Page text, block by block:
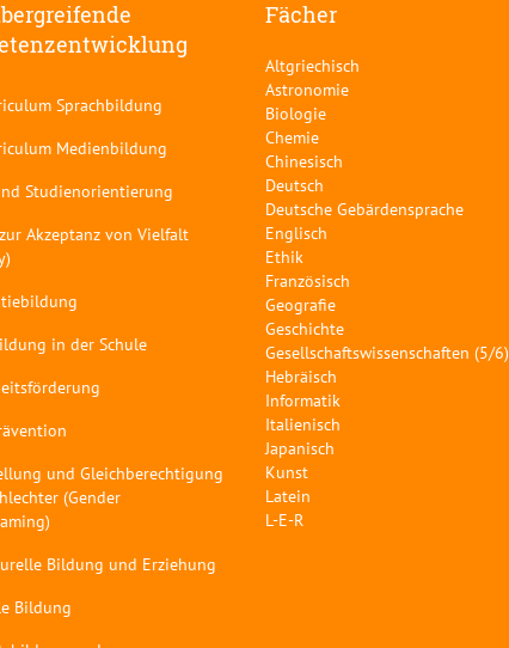
Sprachbildung
Medienbildung
Studienorientierung
Akzeptanz von Vielfalt
in der Schule
und Gleichberechtigung
(Gender
Bildung und Erziehung
Bildung
Fächer
Altgriechisch
Astronomie
Biologie
Chemie
Chinesisch
Deutsch
Deutsche Gebärdensprache
Englisch
Ethik
Französisch
Geografie
Geschichte
Gesellschaftswissenschaften (5/6)
Hebräisch
Informatik
Italienisch
Japanisch
Kunst
Latein
L-E-R